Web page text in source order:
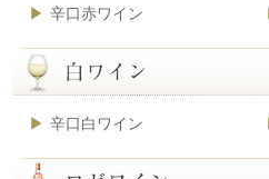
辛口赤ワイン
辛口白ワイン